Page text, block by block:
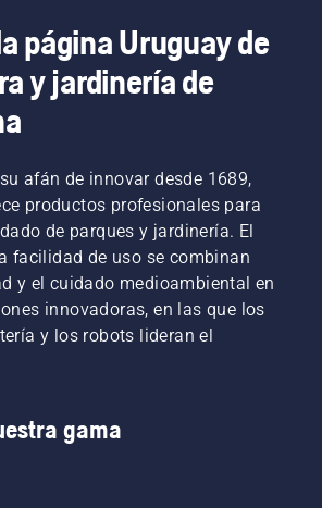
página Uruguay de
y jardinería de
afán de innovar desde 1689,
productos profesionales para
de parques y jardinería. El
facilidad de uso se combinan
y el cuidado medioambiental en
innovadoras, en las que los
y los robots lideran el
gama